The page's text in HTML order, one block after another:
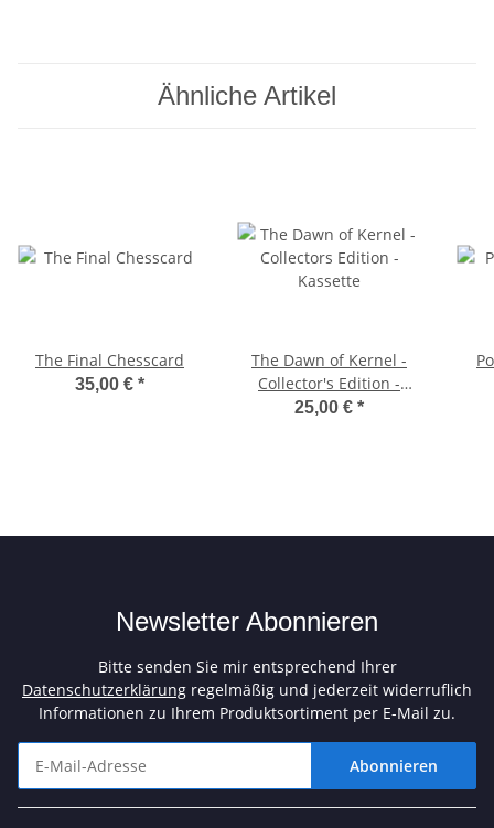
Ähnliche Artikel
The Final Chesscard
35,00 € *
The Dawn of Kernel -
Collector's Edition -
Kassette
25,00 € *
Newsletter Abonnieren
Bitte senden Sie mir entsprechend Ihrer
Datenschutzerklärung regelmäßig und jederzeit widerruflich
Informationen zu Ihrem Produktsortiment per E-Mail zu.
Abonnieren